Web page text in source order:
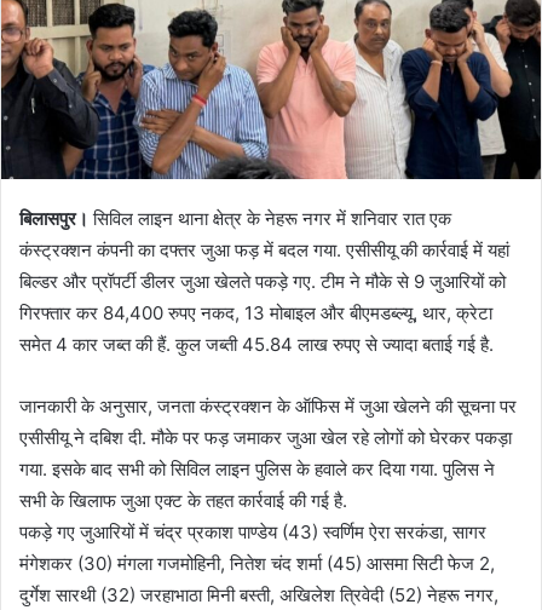
बिलासपुर। सिविल लाइन थाना क्षेत्र के नेहरू नगर में शनिवार रात एक
कंस्ट्रक्शन कंपनी का दफ्तर जुआ फड़ में बदल गया. एसीसीयू की कार्रवाई में यहां
बिल्डर और प्रॉपर्टी डीलर जुआ खेलते पकड़े गए. टीम ने मौके से 9 जुआरियों को
गिरफ्तार कर 84,400 रुपए नकद, 13 मोबाइल और बीएमडब्ल्यू, थार, क्रेटा
समेत 4 कार जब्त की हैं. कुल जब्ती 45.84 लाख रुपए से ज्यादा बताई गई है.
जानकारी के अनुसार, जनता कंस्ट्रक्शन के ऑफिस में जुआ खेलने की सूचना पर
एसीसीयू ने दबिश दी. मौके पर फड़ जमाकर जुआ खेल रहे लोगों को घेरकर पकड़ा
गया. इसके बाद सभी को सिविल लाइन पुलिस के हवाले कर दिया गया. पुलिस ने
सभी के खिलाफ जुआ एक्ट के तहत कार्रवाई की गई है.
पकड़े गए जुआरियों में चंद्र प्रकाश पाण्डेय (43) स्वर्णिम ऐरा सरकंडा, सागर
मंगेशकर (30) मंगला गजमोहिनी, नितेश चंद शर्मा (45) आसमा सिटी फेज 2,
दुर्गेश सारथी (32) जरहाभाठा मिनी बस्ती, अखिलेश त्रिवेदी (52) नेहरू नगर,